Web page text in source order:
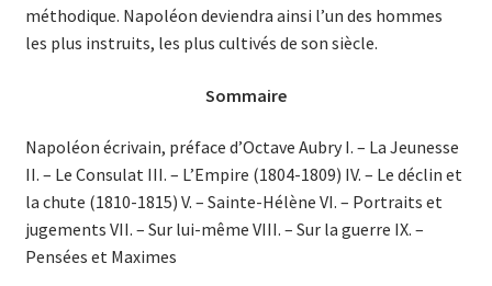
méthodique. Napoléon deviendra ainsi l’un des hommes
les plus instruits, les plus cultivés de son siècle.
Sommaire
Napoléon écrivain, préface d’Octave Aubry I. – La Jeunesse
II. – Le Consulat III. – L’Empire (1804-1809) IV. – Le déclin et
la chute (1810-1815) V. – Sainte-Hélène VI. – Portraits et
jugements VII. – Sur lui-même VIII. – Sur la guerre IX. –
Pensées et Maximes